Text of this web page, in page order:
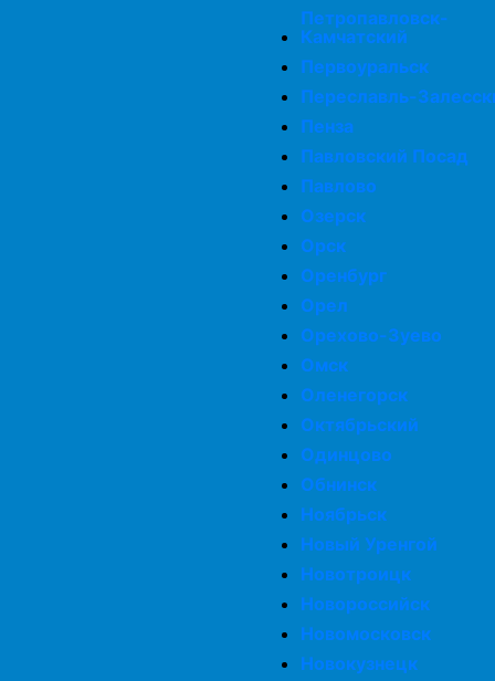
Петропавловск-
Камчатский
Первоуральск
Переславль-
Пенза
Павловский Посад
Павлово
Озерск
Орск
Оренбург
Орел
Орехово-Зуево
Омск
Оленегорск
Октябрьский
Одинцово
Обнинск
Ноябрьск
Новый Уренгой
Новотроицк
Новороссийск
Новомосковск
Новокузнецк